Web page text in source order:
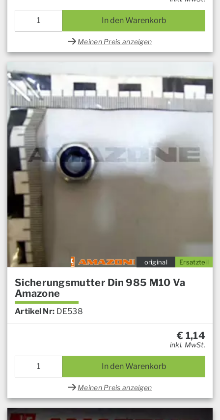
In den Warenkorb
Meinen Preis anzeigen
Ersatzteil
original
Sicherungsmutter Din 985 M10 Va
Amazone
Artikel Nr: DE538
€ 1,14
inkl. MwSt.
In den Warenkorb
Meinen Preis anzeigen